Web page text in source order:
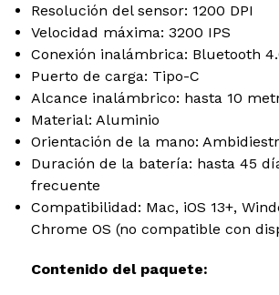
Resolución del sensor: 1200 DPI
Velocidad máxima: 3200 IPS
Conexión inalámbrica: Bluetooth
Puerto de carga: Tipo-C
Alcance inalámbrico: hasta 10
Material: Aluminio
Orientación de la mano:
Duración de la batería: hasta 45
frecuente
Compatibilidad: Mac, iOS 13+,
Chrome OS (no compatible con
Contenido del paquete: